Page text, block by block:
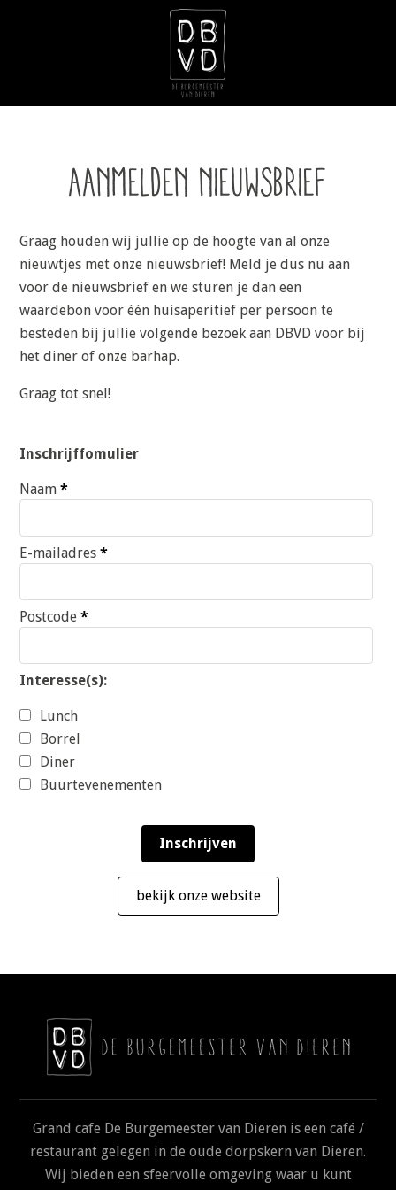
AANMELDEN NIEUWSBRIEF
Graag houden wij jullie op de hoogte van al onze
nieuwtjes met onze nieuwsbrief! Meld je dus nu aan
voor de nieuwsbrief en we sturen je dan een
waardebon voor één huisaperitief per persoon te
besteden bij jullie volgende bezoek aan DBVD voor bij
het diner of onze barhap.
Graag tot snel!
Inschrijffomulier
Naam*
E-mailadres*
Postcode*
Interesse(s):
Lunch
Borrel
Diner
Buurtevenementen
bekijk onze website
Grand cafe De Burgemeester van Dieren is een café /
restaurant gelegen in de oude dorpskern van Dieren.
Wij bieden een sfeervolle omgeving waar u kunt